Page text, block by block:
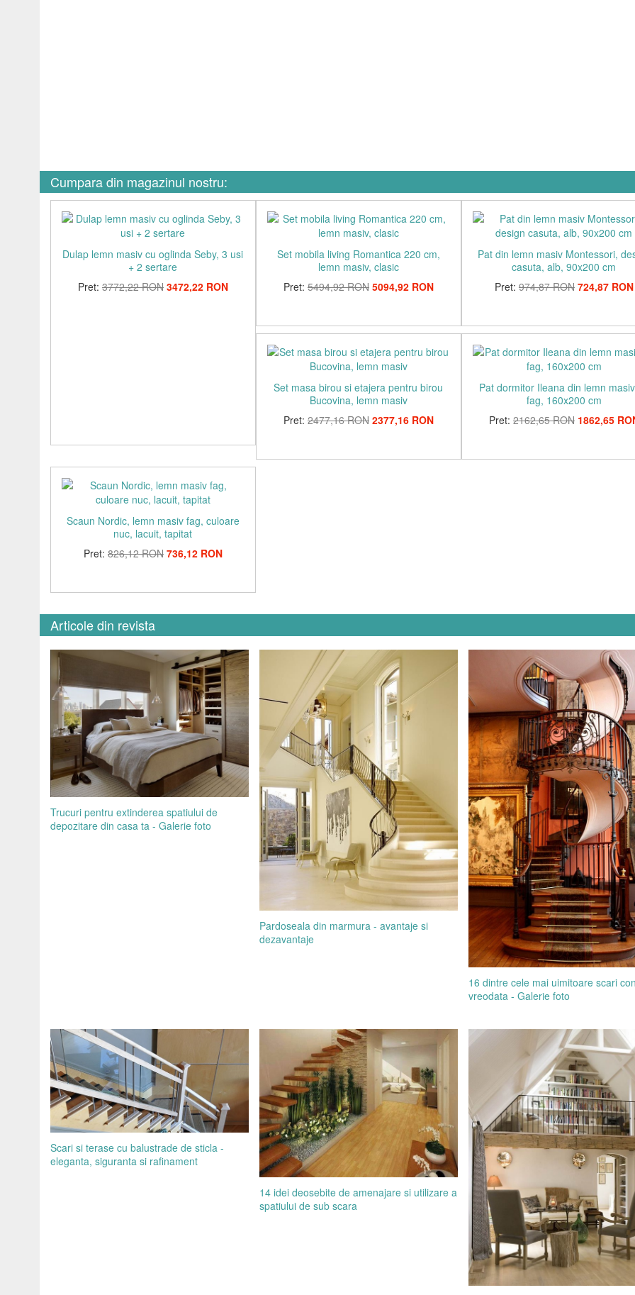
Cumpara din magazinul nostru:
Dulap lemn masiv cu oglinda Seby, 3 usi
+ 2 sertare
Pret: 3772,22 RON 3472,22 RON
Set mobila living Romantica 220 cm,
lemn masiv, clasic
Pret: 5494,92 RON 5094,92 RON
Pat din lemn masiv Montessori,
casuta, alb, 90x200 cm
Pret: 974,87 RON 724,87 RON
Set masa birou si etajera pentru birou
Bucovina, lemn masiv
Pret: 2477,16 RON 2377,16 RON
Pat dormitor Ileana din lemn
fag, 160x200 cm
Pret: 2162,65 RON 1862,65
Scaun Nordic, lemn masiv fag, culoare
nuc, lacuit, tapitat
Pret: 826,12 RON 736,12 RON
Articole din revista
Trucuri pentru extinderea spatiului de
depozitare din casa ta - Galerie foto
Pardoseala din marmura - avantaje si
dezavantaje
16 dintre cele mai uimitoare scari
vreodata - Galerie foto
Scari si terase cu balustrade de sticla -
eleganta, siguranta si rafinament
14 idei deosebite de amenajare si utilizare a
spatiului de sub scara